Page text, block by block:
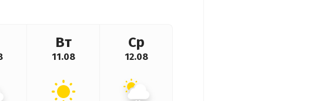
Вт
11.08
Ср
12.08